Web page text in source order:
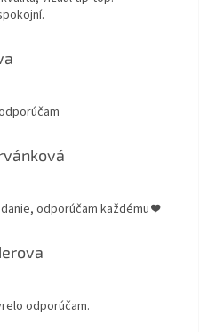
je 5 z 5 hviezdičiek.
je 5 z 5 hviezdičiek.
odporúčam každému ❤️
je 5 z 5 hviezdičiek.
odporúčam.